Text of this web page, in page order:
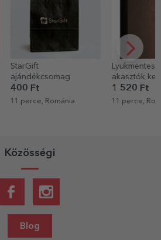
Lyukmentes fali
akasztók keretekhez,
képekhez, vásznakhoz
1 520 Ft
11 perce, Románia
Személyre
pezsgő
Arany
6 403 Ft
12 perce,
Közösségi
Blog